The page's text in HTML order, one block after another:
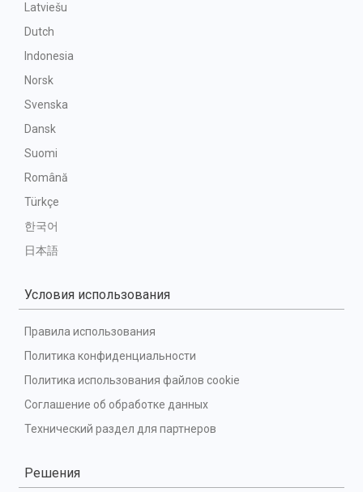
Latviešu
Dutch
Indonesia
Norsk
Svenska
Dansk
Suomi
Română
Türkçe
한국어
日本語
Условия использования
Правила использования
Политика конфиденциальности
Политика использования файлов cookie
Соглашение об обработке данных
Технический раздел для партнеров
Решения